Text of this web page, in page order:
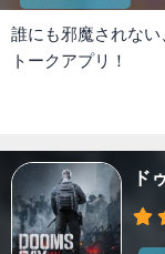
誰にも邪魔されな
トークアプリ！
ド